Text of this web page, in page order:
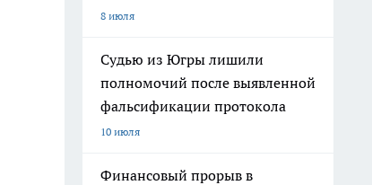
8 июля
Судью из Югры лишили
полномочий после выявленной
фальсификации протокола
10 июля
Финансовый прорыв в